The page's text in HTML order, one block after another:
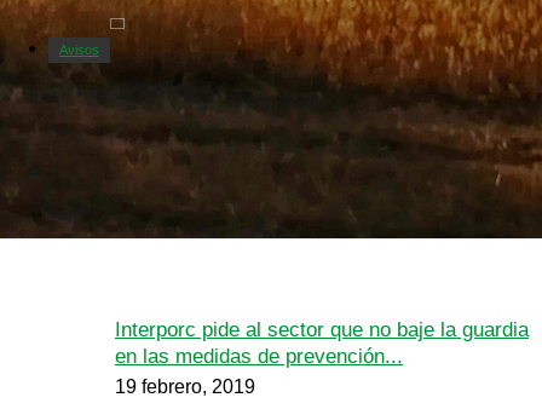
Avisos
Interporc pide al sector que no baje la guardia
en las medidas de prevención...
19 febrero, 2019